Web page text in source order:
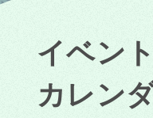
イベント
カレン